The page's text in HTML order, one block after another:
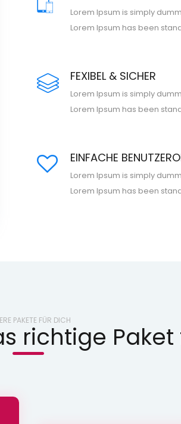
Lorem Ipsum is simply
Lorem Ipsum has been
FEXIBEL & SICHER
Lorem Ipsum is simply
Lorem Ipsum has been
EINFACHE
Lorem Ipsum is simply
Lorem Ipsum has been
PAKETE FÜR DICH
richtige